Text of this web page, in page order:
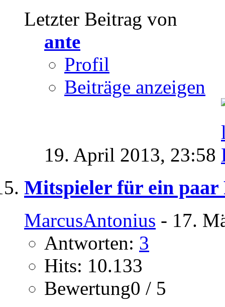
Letzter Beitrag von
ante
Profil
Beiträge anzeigen
19. April 2013, 23:58
Mitspieler für ein paar
MarcusAntonius - 17.
Antworten: 3
Hits: 10.133
Bewertung0 / 5